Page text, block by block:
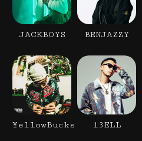
JACKBOYS BENJAZZY
¥ellowBucks 13ELL